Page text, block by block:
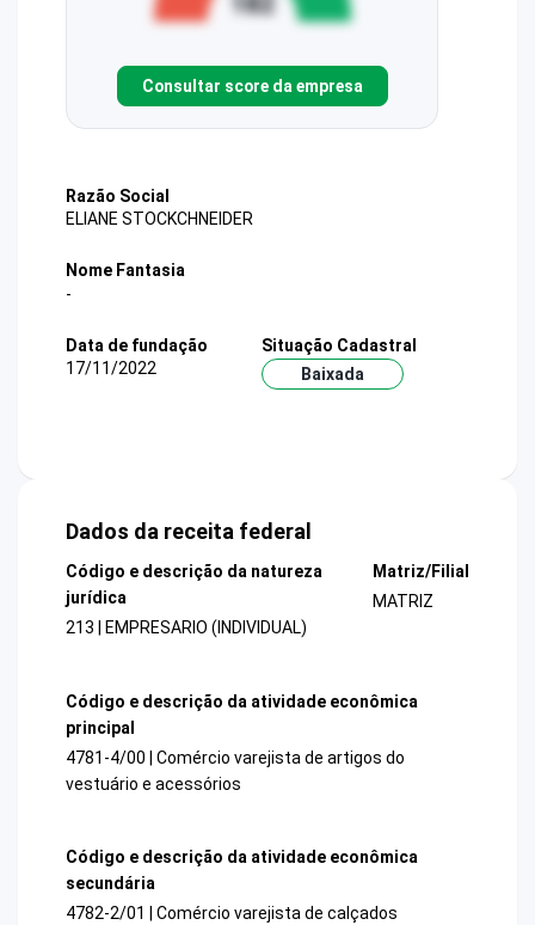
Consultar score da empresa
Razão Social
ELIANE STOCKCHNEIDER
Nome Fantasia
-
Data de fundação
17/11/2022
Situação Cadastral
Baixada
Dados da receita federal
Código e descrição da natureza
jurídica
213 | EMPRESARIO (INDIVIDUAL)
Matriz/Filial
MATRIZ
Código e descrição da atividade econômica
principal
4781-4/00 | Comércio varejista de artigos do
vestuário e acessórios
Código e descrição da atividade econômica
secundária
4782-2/01 | Comércio varejista de calçados